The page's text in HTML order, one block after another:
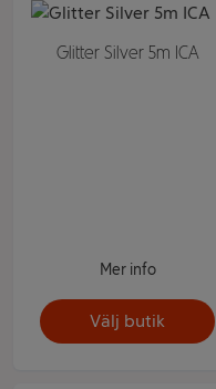
Glitter Silver 5m ICA
Mer info
Välj butik